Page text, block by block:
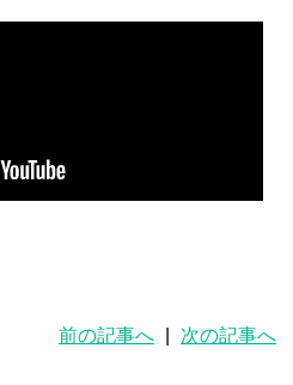
前の記事へ 次の記事へ